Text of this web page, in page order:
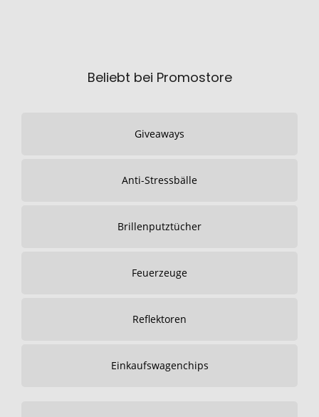
Beliebt bei Promostore
Giveaways
Anti-Stressbälle
Brillenputztücher
Feuerzeuge
Reflektoren
Einkaufswagenchips